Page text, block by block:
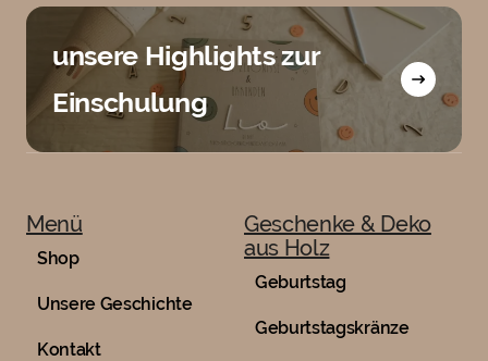
unsere Highlights zur
Einschulung
Menü
Shop
Unsere Geschichte
Kontakt
Geschenke & Deko
aus Holz
Geburtstag
Geburtstagskränze